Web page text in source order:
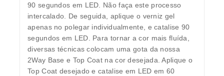
90 segundos em LED. Não faça este processo
intercalado. De seguida, aplique o verniz gel
apenas no polegar individualmente, e catalise 90
segundos em LED. Para tornar a cor mais fluída,
diversas técnicas colocam uma gota da nossa
2Way Base e Top Coat na cor desejada. Aplique o
Top Coat desejado e catalise em LED em 60